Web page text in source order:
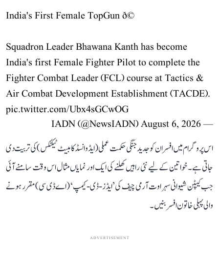
India's First Female TopGun ð©
Squadron Leader Bhawana Kanth has become
India's first Female Fighter Pilot to complete the
Fighter Combat Leader (FCL) course at Tactics &
Air Combat Development Establishment (TACDE).
pic.twitter.com/Ubx4sGCwOG
— IADN (@NewsIADN)
August 6, 2026
اس پروگرام میں افسران کو جدید جنگی حکمت عملی (ایڈوانسڈ کامبیٹ ٹیکٹکس) کی تربیت دی
جاتی ہے۔ خواتین کے لیے نئی راہیں کھلنے کی ایک اور نمایاں مثال اس وقت سامنے آئی
جب کیپٹن شیوانی سہراوت آرمی چیف کی ’ایڈز-ڈی-کیمپ‘ (اے ڈی سی) مقرر ہونے
والی پہلی خاتون افسر بنیں۔
ADVERTISEMENT